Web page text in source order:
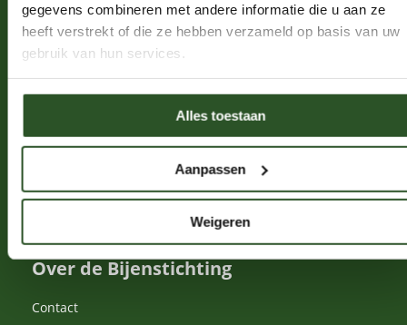
gegevens combineren met andere informatie die u aan ze
heeft verstrekt of die ze hebben verzameld op basis van uw
gebruik van hun services.
Alles toestaan
Aanpassen
Weigeren
Solitaire bijen
Hommels
Honingbijen
Over de Bijenstichting
Contact